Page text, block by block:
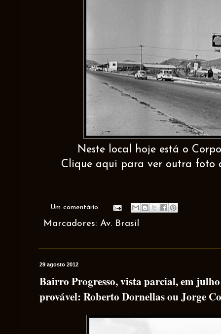
Neste local hoje está o
Clique aqui para ver outra foto
Um comentário:
Marcadores: Av. Brasil
29 agosto 2012
Bairro Progresso, vista parcial, em
provável: Roberto Dornellas ou Jorge